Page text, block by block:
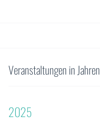
Veranstaltungen in Jahren
2025